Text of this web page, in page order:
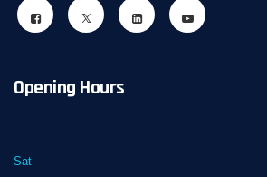
Opening Hours
Sat